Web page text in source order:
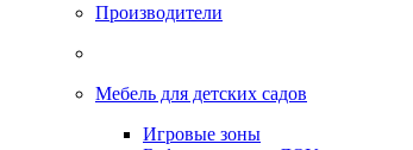
Производители
Мебель для детских садов
Игровые зоны